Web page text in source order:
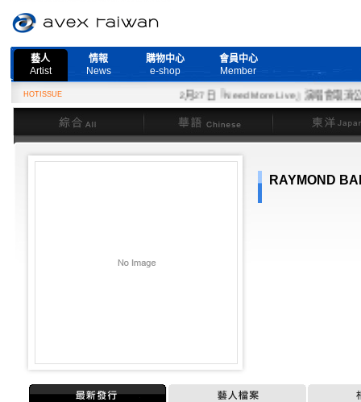
藝人
Artist
情報
News
購物中心
e-shop
會員中心
Member
HOTISSUE
2月27日『Need More Live』演唱會取消公告
綜合
華語 東洋
RAYMOND
最新發行 藝人檔案